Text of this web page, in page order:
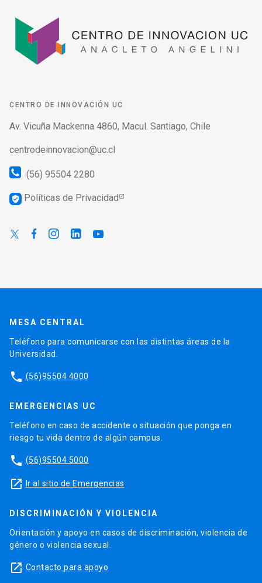
CENTRO DE INNOVACIÓN UC
Av. Vicuña Mackenna 4860, Macul. Santiago, Chile
centrodeinnovacion@uc.cl
(56) 95504 2280
verified_user Políticas de Privacidad
MESA CENTRAL
Teléfono para comunicarse con las distintas áreas de la
Universidad.
phone (56)95504 4000
EMERGENCIAS UC
Teléfono en caso de accidente o situación que ponga en
riesgo tu vida dentro de algún campus.
phone (56)95504 5000
launch Ir al sitio de Emergencias
DISCRIMINACIÓN Y VIOLENCIA
Orientación y apoyo en casos de discriminación, violencia de
género o violencia sexual.
launch Contacto para apoyo